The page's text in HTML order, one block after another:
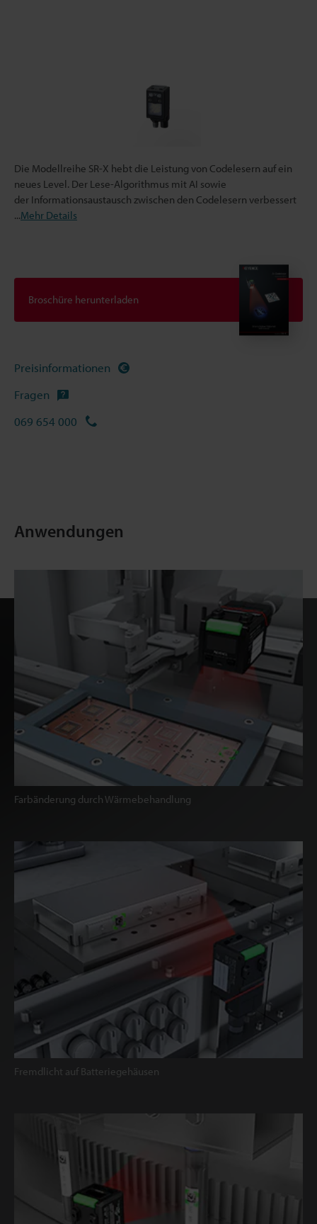
Die Modellreihe SR-X hebt die Leistung von Codelesern auf ein
neues Level. Der Lese-Algorithmus mit AI sowie
der Informationsaustausch zwischen den Codelesern verbessert
...Mehr Details
Broschüre herunterladen
Preisinformationen
Fragen
069 654 000
Anwendungen
Farbänderung durch Wärmebehandlung
Fremdlicht auf Batteriegehäusen